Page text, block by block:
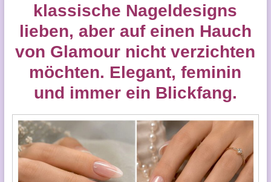
klassische Nageldesigns
lieben, aber auf einen Hauch
von Glamour nicht verzichten
möchten. Elegant, feminin
und immer ein Blickfang.